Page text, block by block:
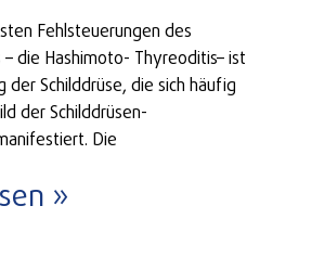
Fehlsteuerungen des
die Hashimoto- Thyreoditis– ist
der Schilddrüse, die sich häufig
der Schilddrüsen-
Die
»